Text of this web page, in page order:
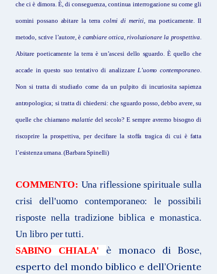
che ci è dimora. È, di conseguenza, continua interrogazione su come gli
uomini possano abitare la terracolmi di meriti, ma poeticamente. Il
metodo, scrive l’autore, è cambiare ottica,rivoluzionare la prospettiva.
Abitare poeticamente la terra è un’ascesi dello sguardo. È quello che
accade in questo suo tentativo di analizzareL’uomo contemporaneo.
Non si tratta di studiarlo come da un pulpito di incuriosita sapienza
antropologica; si tratta di chiedersi: che sguardo posso, debbo avere, su
quelle che chiamanomalattie del secolo? E sempre avremo bisogno di
riscoprire la prospettiva, per decifrare la stoffa tragica di cui è fatta
l’esistenza umana. (Barbara Spinelli)
COMMENTO: Una riflessione spirituale sulla
crisi dell'uomo contemporaneo: le possibili
risposte nella tradizione biblica e monastica.
Un libro per tutti.
SABINO CHIALA'
è monaco di Bose,
esperto del mondo biblico e dell’Oriente